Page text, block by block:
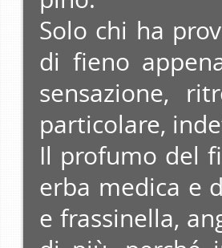
Solo chi ha
di fieno
sensazione,
particolare,
Il profumo del
erba medica e
e frassinella,